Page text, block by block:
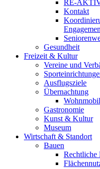
RE-
Kontakt
Gesundheit
Freizeit & Kultur
Vereine und
Ausflugsziele
Übernachtung
Gastronomie
Kunst & Kultur
Museum
Wirtschaft & Standort
Bauen
Rechtliche